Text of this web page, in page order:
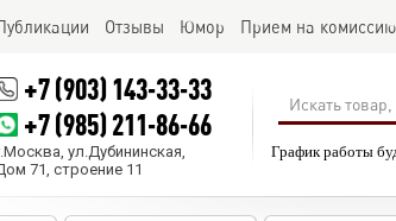
Отзывы Юмор Прием на комиссию
+7 (903) 143-33-33
+7 (985) 211-86-66
ул.Дубининская,
71, строение 11
График работы